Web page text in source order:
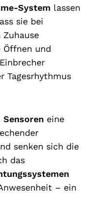
System lassen
sie bei
Öffnen und
Tagesrhythmus
Sensoren eine
senken sich die
das
– ein